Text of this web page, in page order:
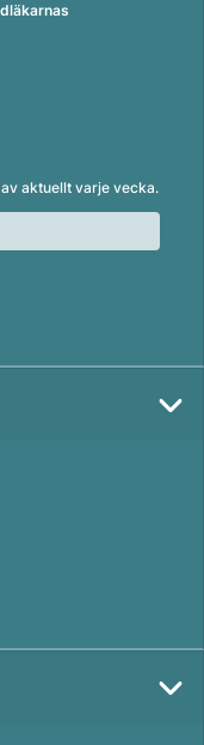
aktuellt varje vecka.